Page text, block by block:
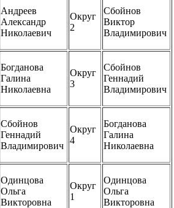
Андреев
Александр
Николаевич
Округ
2
Сбойнов
Виктор
Владимирович
Богданова
Галина
Николаевна
Округ
3
Сбойнов
Геннадий
Владимирович
Сбойнов
Геннадий
Владимирович
Округ
4
Богданова
Галина
Николаевна
Одинцова
Ольга
Викторовна
Округ
1
Одинцова
Ольга
Викторовна